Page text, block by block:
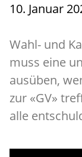
10. Januar
Wahl- und
muss eine
ausüben,
zur «GV»
alle